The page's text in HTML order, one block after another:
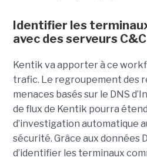
Identifier les
avec des serveurs C&C
Kentik va apporter à ce
trafic. Le regroupement des
menaces basés sur le DNS
de flux de Kentik pourra
d’investigation automatique
sécurité. Grâce aux données
d’identifier les terminaux